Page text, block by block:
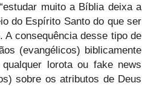
muito a Bíblia deixa a
do Espírito Santo do que ser
A consequência desse tipo de
(evangélicos) biblicamente
lorota ou fake news
sobre os atributos de Deus